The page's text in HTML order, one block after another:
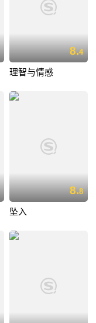
8.4
理智与情感
8.8
坠入